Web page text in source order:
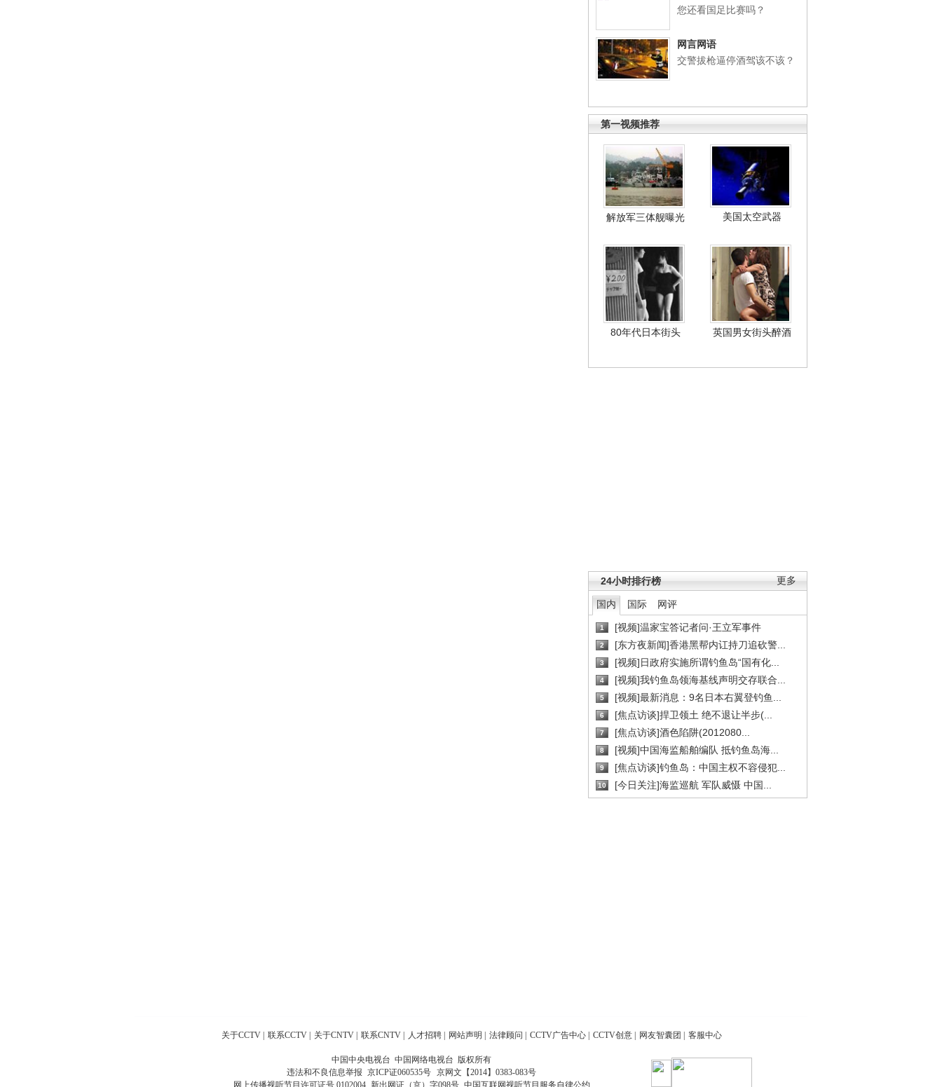
您还看国足比赛吗？
网言网语
交警拔枪逼停酒驾该不该？
第一视频推荐
解放军三体舰曝光 美国太空武器
80年代日本街头 英国男女街头醉酒
更多
24小时排行榜
国内 国际 网评
1 [视频]温家宝答记者问·王立军事件
2 [东方夜新闻]香港黑帮内讧持刀追砍警...
3 [视频]日政府实施所谓钓鱼岛“国有化...
4 [视频]我钓鱼岛领海基线声明交存联合...
5 [视频]最新消息：9名日本右翼登钓鱼...
6 [焦点访谈]捍卫领土 绝不退让半步(...
7 [焦点访谈]酒色陷阱(2012080...
8 [视频]中国海监船舶编队 抵钓鱼岛海...
9 [焦点访谈]钓鱼岛：中国主权不容侵犯...
10 [今日关注]海监巡航 军队威慑 中国...
关于CCTV 联系CCTV 关于CNTV 联系CNTV 人才招聘 网站声明 法律顾问 CCTV广告中心 CCTV创意 网友智囊团 客服中心
中国中央电视台 中国网络电视台 版权所有
违法和不良信息举报 京ICP证060535号
京网文【2014】0383-083号
网上传播视听节目许可证号 0102004 新出网证（京）字098号 中国互联网视听节目服务自律公约